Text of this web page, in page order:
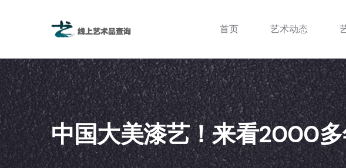
首页 艺术动态
中国大美漆艺！来看2000